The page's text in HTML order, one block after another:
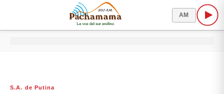
AM
S.A. de Putina